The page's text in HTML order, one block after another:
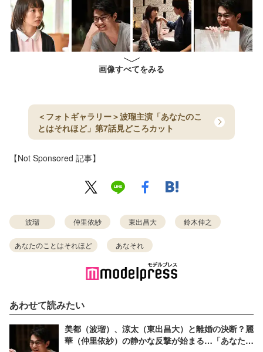
画像すべてをみる
＜フォトギャラリー＞波瑠主演「あなたのこ
とはそれほど」第7話見どころカット
【Not Sponsored 記事】
波瑠 仲里依紗 東出昌大 鈴木伸之
あなたのことはそれほど あなそれ
あわせて読みたい
美都（波瑠）、涼太（東出昌大）と離婚の決断？麗
華（仲里依紗）の静かな反撃が始まる…「あなたの